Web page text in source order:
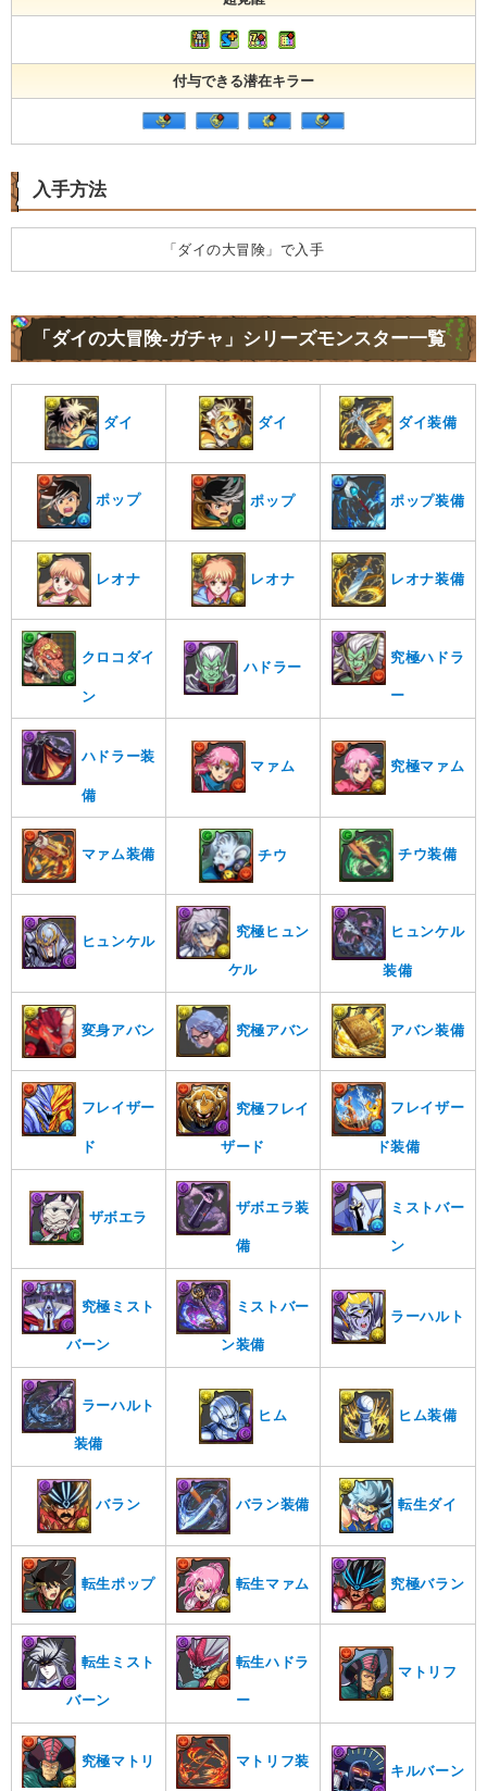
付与できる潜在キラー
入手方法
「ダイの大冒険」で入手
「ダイの大冒険-ガチャ」シリーズモンスター一覧
ダイ ダイ ダイ装備
ポップ ポップ ポップ装備
レオナ レオナ レオナ装備
クロコダイ
ン
ハドラー
究極ハドラ
ー
ハドラー装
備
マァム 究極マァム
マァム装備 チウ チウ装備
ヒュンケル
究極ヒュン
ケル
ヒュンケル
装備
変身アバン 究極アバン アバン装備
フレイザー
ド
究極フレイ
ザード
フレイザー
ド装備
ザボエラ
ザボエラ装
備
ミストバー
ン
究極ミスト
バーン
ミストバー
ン装備
ラーハルト
ラーハルト
装備
ヒム ヒム装備
バラン バラン装備 転生ダイ
転生ポップ 転生マァム 究極バラン
転生ミスト
バーン
転生ハドラ
ー
マトリフ
究極マトリ マトリフ装
キルバーン